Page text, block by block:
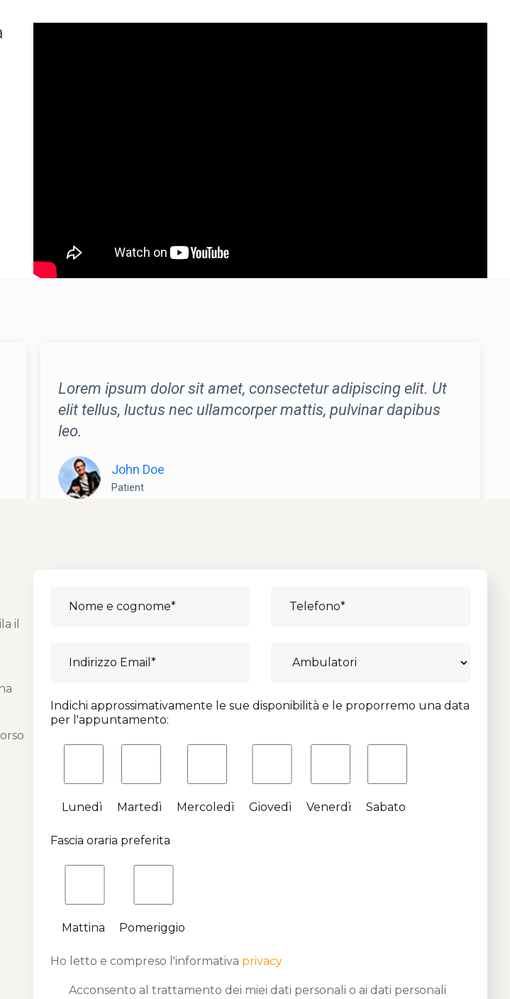
Lorem ipsum dolor sit amet, consectetur adipiscing elit. Ut
elit tellus, luctus nec ullamcorper mattis, pulvinar dapibus
leo.
John Doe
Patient
il
Indichi approssimativamente le sue disponibilità e le proporremo una data
per l'appuntamento:
Lunedì Martedì Mercoledì Giovedì Venerdì Sabato
Fascia oraria preferita
Mattina Pomeriggio
Ho letto e compreso l'informativa privacy
Acconsento al trattamento dei miei dati personali o ai dati personali